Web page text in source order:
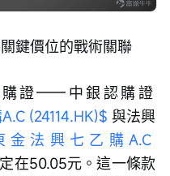
鍵價位的戰術關聯
(24114.HK)$ 與法興
金法興七乙購A.C
在50.05元。這一條款